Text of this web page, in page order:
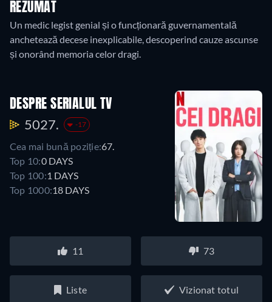
REZUMAT
Un medic legist genial și o funcționară guvernamentală
anchetează decese inexplicabile, descoperind cauze ascunse
și onorând memoria celor dragi.
DESPRE SERIALUL TV
5027. -17
Cea mai bună poziție:67.
Top 10:0 DAYS
Top 100:1 DAYS
Top 1000:18 DAYS
11 73
Liste Vizionat totul